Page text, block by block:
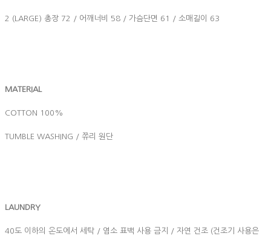
2 (LARGE) 총장 72 / 어깨너비 58 / 가슴단면 61 / 소매길이 63
MATERIAL
COTTON 100%
TUMBLE WASHING / 쮸리 원단
LAUNDRY
40도 이하의 온도에서 세탁 / 염소 표백 사용 금지 / 자연 건조 (건조기 사용은